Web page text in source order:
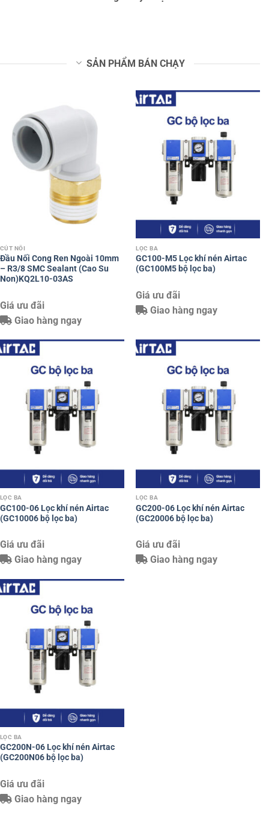
SẢN PHẨM BÁN CHẠY
CÚT NỐI
Đầu Nối Cong Ren Ngoài 10mm
– R3/8 SMC Sealant (Cao Su
Non)KQ2L10-03AS
Giá ưu đãi
Giao hàng ngay
LỌC BA
GC100-M5 Lọc khí nén Airtac
(GC100M5 bộ lọc ba)
Giá ưu đãi
Giao hàng ngay
LỌC BA
GC100-06 Lọc khí nén Airtac
(GC10006 bộ lọc ba)
Giá ưu đãi
Giao hàng ngay
LỌC BA
GC200-06 Lọc khí nén Airtac
(GC20006 bộ lọc ba)
Giá ưu đãi
Giao hàng ngay
LỌC BA
GC200N-06 Lọc khí nén Airtac
(GC200N06 bộ lọc ba)
Giá ưu đãi
Giao hàng ngay